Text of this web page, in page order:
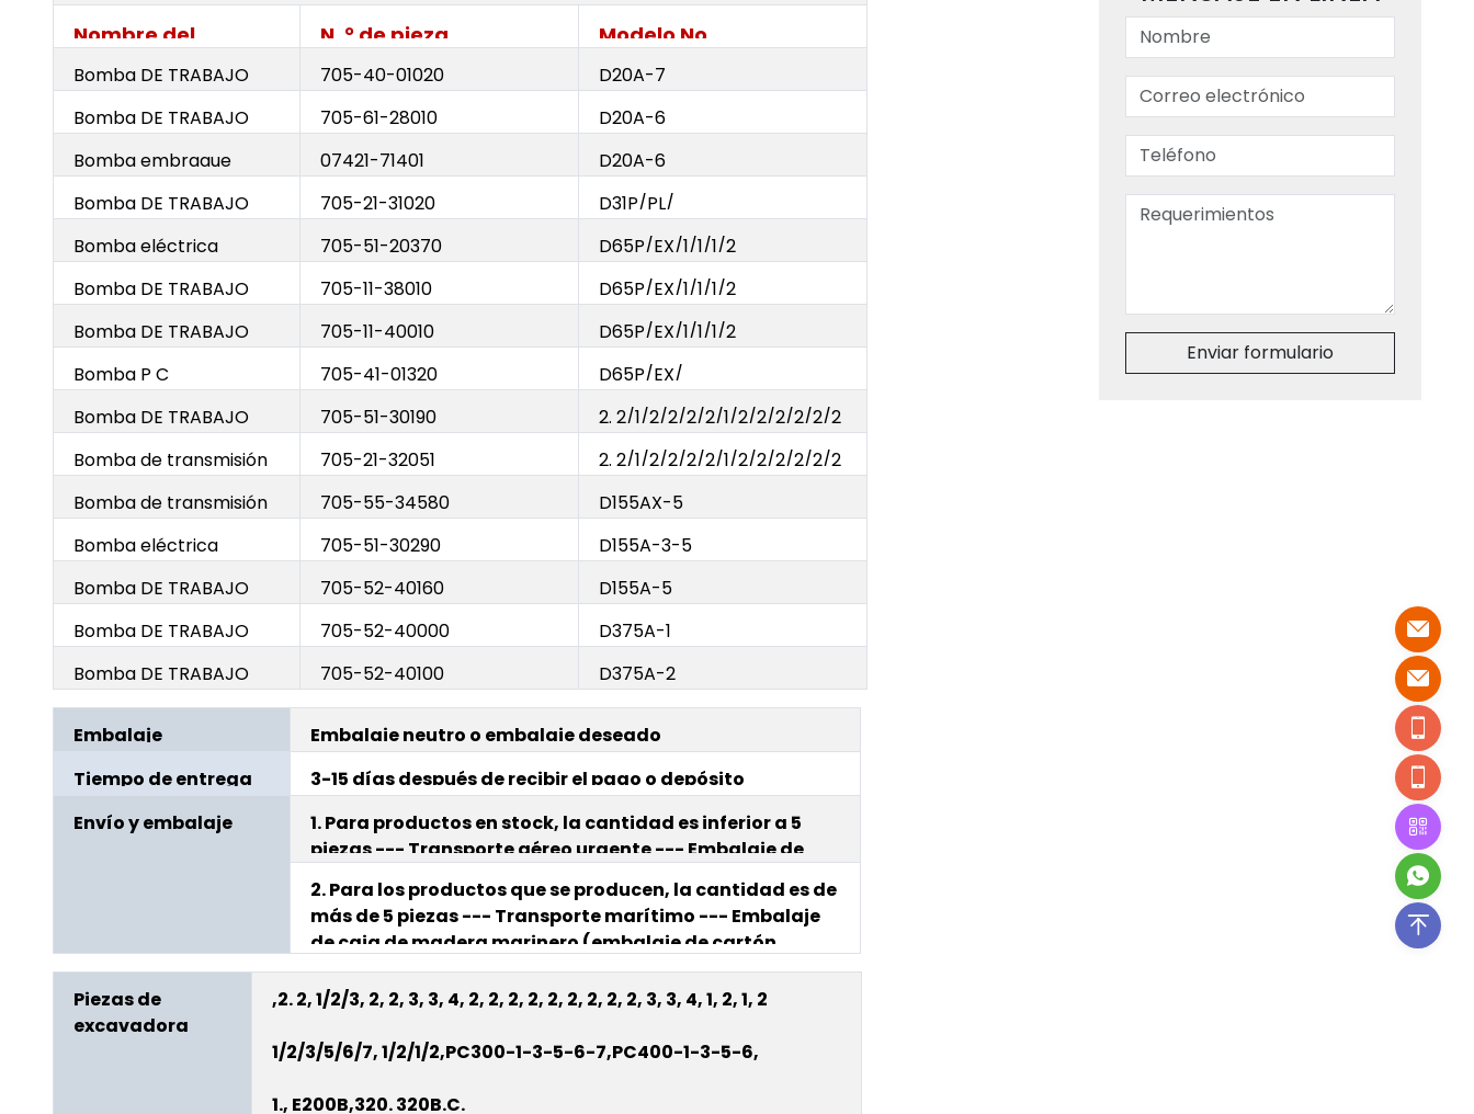
Nombre del
producto
N. ° de pieza Modelo No
Bomba DE TRABAJO 705-40-01020
D20A-7
Bomba DE TRABAJO
705-61-28010
D20A-6
Bomba embrague
07421-71401
D20A-6
Bomba DE TRABAJO
705-21-31020
D31P/PL/
Bomba eléctrica
705-51-20370
D65P/EX/1/1/1/2
Bomba DE TRABAJO
705-11-38010
D65P/EX/1/1/1/2
Bomba DE TRABAJO
705-11-40010
D65P/EX/1/1/1/2
Bomba P C
705-41-01320
D65P/EX/
Bomba DE TRABAJO
705-51-30190
2. 2/1/2/2/2/2/1/2/2/2/2/2/2
Bomba de transmisión
705-21-32051
2. 2/1/2/2/2/2/1/2/2/2/2/2/2
Bomba de transmisión
705-55-34580
D155AX-5
Bomba eléctrica
705-51-30290
D155A-3-5
Bomba DE TRABAJO
705-52-40160
D155A-5
Bomba DE TRABAJO
705-52-40000
D375A-1
Bomba DE TRABAJO
705-52-40100 D375A-2
Embalaje
Embalaje neutro o embalaje deseado
Tiempo de entrega
3-15 días después de recibir el pago o depósito
Envío y embalaje
1. Para productos en stock, la cantidad es inferior a 5
piezas --- Transporte aéreo urgente --- Embalaje de
2. Para los productos que se producen, la cantidad es de
más de 5 piezas --- Transporte marítimo --- Embalaje
de caja de madera marinero (embalaje de cartón
interno, embalaje de madera exterior)
Piezas de
excavadora
,2. 2, 1/2/3, 2, 2, 3, 3, 4, 2, 2, 2, 2, 2, 2, 2, 2, 2, 3, 3, 4, 1, 2, 1, 2
1/2/3/5/6/7, 1/2/1/2,PC300-1-3-5-6-7,PC400-1-3-5-6,
1., E200B,320. 320B.C.
Enviar formulario